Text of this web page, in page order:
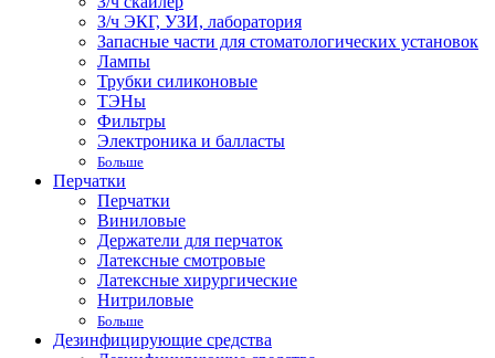
З/ч ЭКГ, УЗИ, лаборатория
Запасные части для стоматологических установок
Лампы
Трубки силиконовые
ТЭНы
Фильтры
Электроника и балласты
Больше
Перчатки
Перчатки
Виниловые
Держатели для перчаток
Латексные смотровые
Латексные хирургические
Нитриловые
Больше
Дезинфицирующие средства